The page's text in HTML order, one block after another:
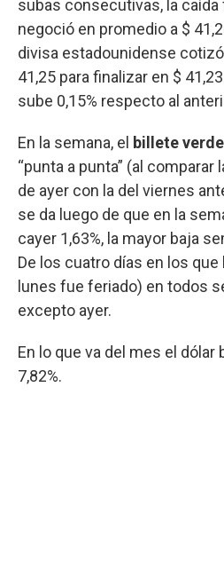
subas consecutivas, la caída
negoció en promedio a $
divisa estadounidense
41,25 para finalizar en $
sube 0,15% respecto al
En la semana, el billete verde
“punta a punta” (al
de ayer con la del viernes
se da luego de que en la
cayer 1,63%, la mayor baja
De los cuatro días en los
lunes fue feriado) en todos
excepto ayer.
En lo que va del mes el dólar
7,82%.